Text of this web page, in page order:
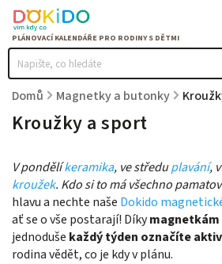
Domů / Magnetky a butonky /
Kroužky a sport
V pondělíkeramika, ve středuplavání,
kroužek. Kdo si to má všechno
hlavu a nechte naše Dokido
ať se o vše postarají! Díky
jednoduše každý týden označíte
rodina vědět, co je kdy v plánu.